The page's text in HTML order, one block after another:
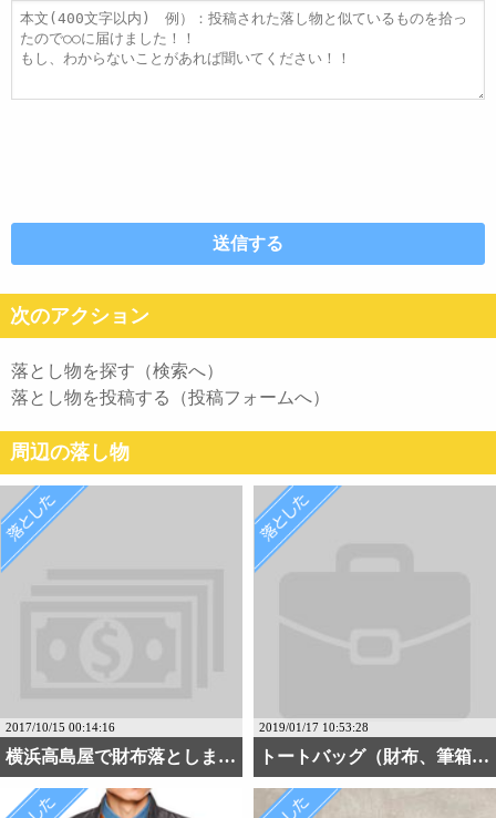
ス
ル
本
文
次のアクション
落とし物を探す（検索へ）
落とし物を投稿する（投稿フォームへ）
周辺の落し物
2017/10/15 00:14:16
横浜高島屋で財布落としました
2019/01/17 10:53:28
トートバッグ（財布、筆箱・・・